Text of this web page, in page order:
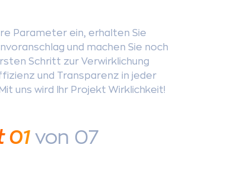
Parameter ein, erhalten Sie
und machen Sie noch
Schritt zur Verwirklichung
und Transparenz in jeder
uns wird Ihr Projekt Wirklichkeit!
01 von 07